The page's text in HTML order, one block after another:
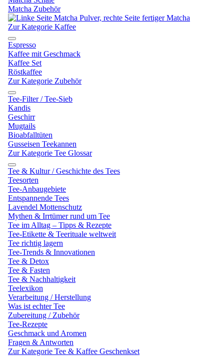
Matcha Zubehör
Zur Kategorie Kaffee
Espresso
Kaffee mit Geschmack
Kaffee Set
Röstkaffee
Zur Kategorie Zubehör
Tee-Filter / Tee-Sieb
Kandis
Geschirr
Mugtails
Bioabfalltüten
Gusseisen Teekannen
Zur Kategorie Tee Glossar
Tee & Kultur / Geschichte des Tees
Teesorten
Tee-Anbaugebiete
Entspannende Tees
Lavendel Mottenschutz
Mythen & Irrtümer rund um Tee
Tee im Alltag – Tipps & Rezepte
Tee-Etikette & Teerituale weltweit
Tee richtig lagern
Tee-Trends & Innovationen
Tee & Detox
Tee & Fasten
Tee & Nachhaltigkeit
Teelexikon
Verarbeitung / Herstellung
Was ist echter Tee
Zubereitung / Zubehör
Tee-Rezepte
Geschmack und Aromen
Fragen & Antworten
Zur Kategorie Tee & Kaffee Geschenkset